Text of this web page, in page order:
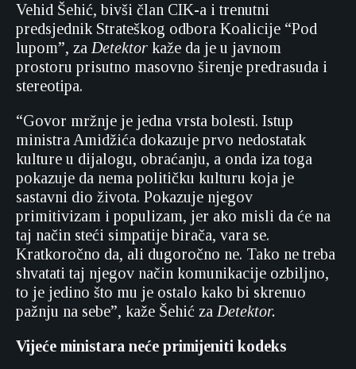
Vehid Šehić, bivši član CIK-a i trenutni
predsjednik Strateškog odbora Koalicije “Pod
lupom”, za Detektor kaže da je u javnom
prostoru prisutno masovno širenje predrasuda i
stereotipa.
“Govor mržnje je jedna vrsta bolesti. Istup
ministra Amidžića dokazuje prvo nedostatak
kulture u dijalogu, obraćanju, a onda iza toga
pokazuje da nema političku kulturu koja je
sastavni dio života. Pokazuje njegov
primitivizam i populizam, jer ako misli da će na
taj način steći simpatije birača, vara se.
Kratkoročno da, ali dugoročno ne. Tako ne treba
shvatati taj njegov način komunikacije ozbiljno,
to je jedino što mu je ostalo kako bi skrenuo
pažnju na sebe”, kaže Šehić za Detektor.
Vijeće ministara neće primijeniti kodeks